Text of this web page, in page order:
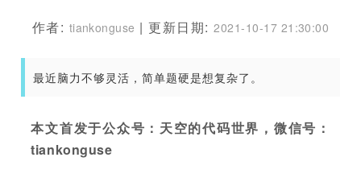
作者: tiankonguse | 更新日期:2021-10-17 21:30:00
最近脑力不够灵活，简单题硬是想复杂了。
本文首发于公众号：天空的代码世界，微信号：
tiankonguse